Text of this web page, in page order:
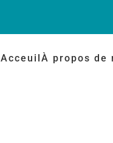
AcceuilÀ propos de